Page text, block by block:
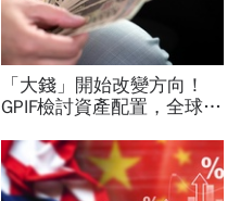
「大錢」開始改變方向！
GPIF檢討資產配置，全球資